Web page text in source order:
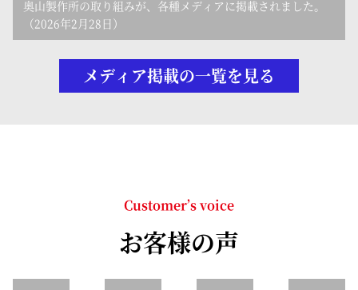
奥山製作所の取り組みが、各種メディアに掲載されました。
（2026年2月28日）
メディア掲載の一覧を見る
Customer’s voice
お客様の声